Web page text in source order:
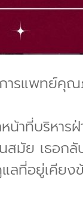
ารแพทย์คุ
าที่บริหารฝ่
มัย เธอกลั
ลที่อยู่เคีย